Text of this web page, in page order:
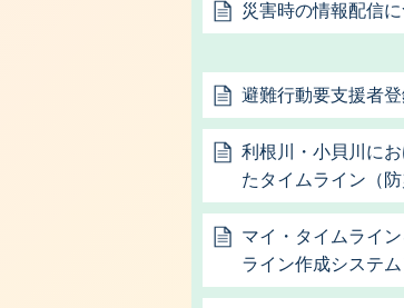
災害時の情報配信
避難行動要支援者
利根川・小貝川に
たタイムライン（
マイ・タイムライ
ライン作成システム